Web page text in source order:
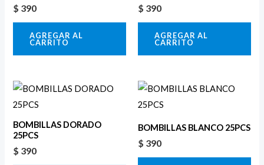
$ 390
AGREGAR AL
CARRITO
$ 390
AGREGAR AL
CARRITO
BOMBILLAS DORADO
25PCS
$ 390
BOMBILLAS BLANCO 25PCS
$ 390